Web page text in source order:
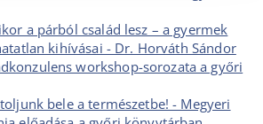
a párból család lesz – a gyermek
kihívásai - Dr. Horváth Sándor
workshop-sorozata a győri
bele a természetbe! - Megyeri